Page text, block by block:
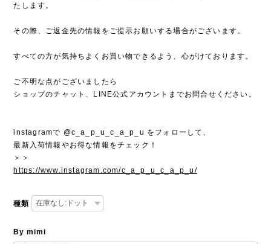
たします。
その際、ご返金先の情報をご提示お願いする場合がございます。
すべての方が気持ちよくお買い物できるよう、心がけております。
ご不明な点がございましたら
ショップのチャット、LINE公式アカウントまでお問合せください。
instagramで @c_a_p_u_c_a_p_u をフォローして、
最新入荷情報やお得な情報をチェック！
＞＞
https://www.instagram.com/c_a_p_u_c_a_p_u/
種類
By mimi